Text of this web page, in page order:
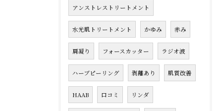
アンストレストリートメント
水光肌トリートメント かゆみ 赤み
肩凝り フォースカッター ラジオ波
ハーブピーリング 剥離あり 肌質改善
HAAB 口コミ リンダ